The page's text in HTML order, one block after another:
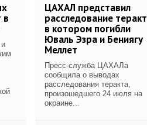
в
ЦАХАЛ представил
расследование
в котором погибли
Юваль Эзра и Бениягу
Меллет
Пресс-служба ЦАХАЛа
сообщила о выводах
расследования теракта,
произошедшего 24 июля на
окраине...